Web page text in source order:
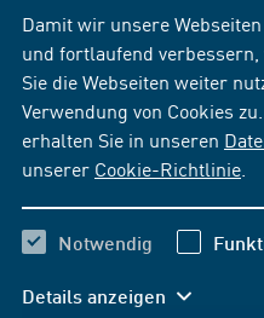
Damit wir unsere
und fortlaufend
Sie die Webseiten weiter
Verwendung von Cookies
erhalten Sie in unseren
unserer Cookie-Richtlinie
Notwendig
Details anzeigen